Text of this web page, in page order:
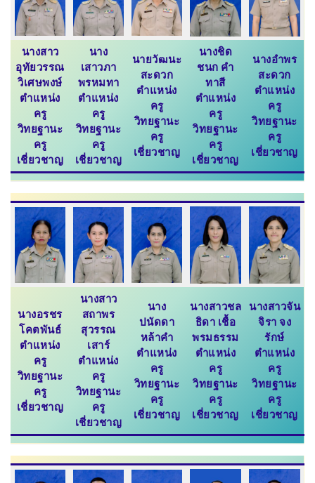
นางสาว
อุทัยวรรณ
วิเศษพงษ์
ตำแหน่ง
ครู
วิทยฐานะ
ครู
เชี่ยวชาญ
นาง
เสาวภา
พรหมทา
ตำแหน่ง
ครู
วิทยฐานะ
ครู
เชี่ยวชาญ
นายวัฒนะ
สะดวก
ตำแหน่ง
ครู
วิทยฐานะ
ครู
เชี่ยวชาญ
นางชิด
ชนก คำ
ทาสี
ตำแหน่ง
ครู
วิทยฐานะ
ครู
เชี่ยวชาญ
นางอำพร
สะดวก
ตำแหน่ง
ครู
วิทยฐานะ
ครู
เชี่ยวชาญ
นางอรชร
โคตพันธ์
ตำแหน่ง
ครู
วิทยฐานะ
ครู
เชี่ยวชาญ
นางสาว
สถาพร
สุวรรณ
เสาร์
ตำแหน่ง
ครู
วิทยฐานะ
ครู
เชี่ยวชาญ
นาง
ปนัดดา
หล้าคำ
ตำแหน่ง
ครู
วิทยฐานะ
ครู
เชี่ยวชาญ
นางสาวชล
ธิดา เชื้อ
พรมธรรม
ตำแหน่ง
ครู
วิทยฐานะ
ครู
เชี่ยวชาญ
นางสาวจัน
จิรา จง
รักษ์
ตำแหน่ง
ครู
วิทยฐานะ
ครู
เชี่ยวชาญ